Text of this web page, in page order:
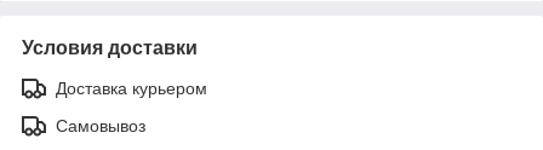
Условия доставки
Доставка курьером
Самовывоз